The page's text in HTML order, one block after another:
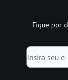
Fique por